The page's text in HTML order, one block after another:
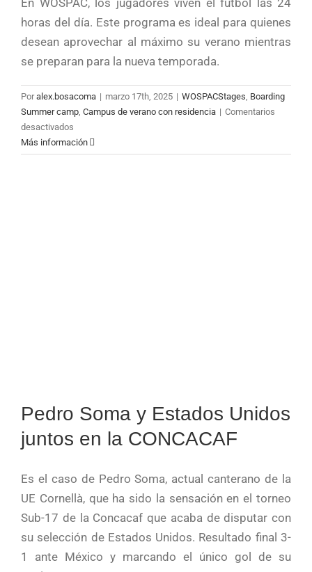
horas del día. Este programa es ideal para quienes
desean aprovechar al máximo su verano mientras
se preparan para la nueva temporada.
Poralex.bosacoma | marzo 17th, 2025 | WOSPACStages Boarding
Summer camp Campus de verano con residencia | Comentarios
desactivados
TOP
11
Más información
Pedro Soma y Estados Unidos
juntos en la CONCACAF
Es el caso de Pedro Soma, actual canterano de la
UE Cornellà, que ha sido la sensación en el torneo
Sub-17 de la Concacaf que acaba de disputar con
su selección de Estados Unidos. Resultado final 3-
1 ante México y marcando el único gol de su